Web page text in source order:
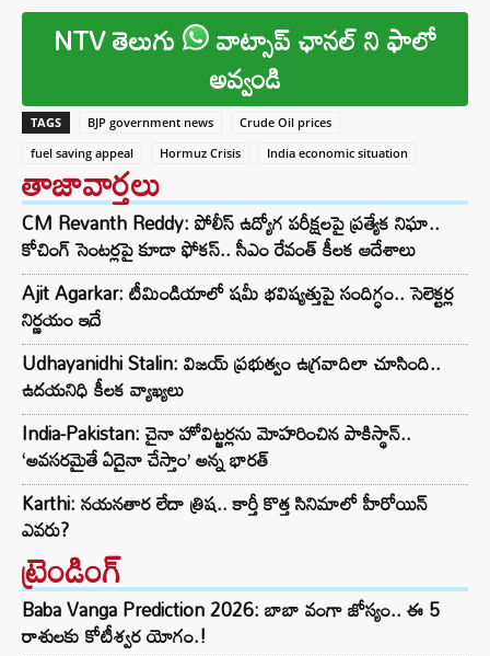
NTV తెలుగు వాట్సాప్ ఛానల్ ని ఫాలో
అవ్వండి
TAGS BJP government news
Crude Oil prices
fuel saving appeal
Hormuz Crisis India economic situation
తాజావార్తలు
CM Revanth Reddy: పోలీస్ ఉద్యోగ పరీక్షలపై ప్రత్యేక నిఘా..
కోచింగ్ సెంటర్లపై కూడా ఫోకస్.. సీఎం రేవంత్ కీలక ఆదేశాలు
Ajit Agarkar: టీమిండియాలో షమీ భవిష్యత్తుపై సందిగ్ధం.. సెలెక్టర్ల
నిర్ణయం ఇదే
Udhayanidhi Stalin: విజయ్ ప్రభుత్వం ఉగ్రవాదిలా చూసింది..
ఉదయనిధి కీలక వ్యాఖ్యలు
India-Pakistan: చైనా హోవిట్జర్లను మోహరించిన పాకిస్థాన్..
‘అవసరమైతే ఏదైనా చేస్తాం’ అన్న భారత్
Karthi: నయనతార లేదా త్రిష.. కార్తీ కొత్త సినిమాలో హీరోయిన్
ఎవరు?
ట్రెండింగ్‌
Baba Vanga Prediction 2026: బాబా వంగా జోస్యం.. ఈ 5
రాశులకు కోటీశ్వర యోగం.!